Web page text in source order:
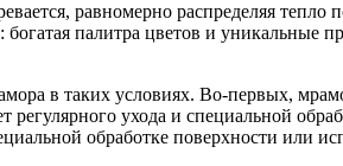
равномерно распределяя тепло
палитра цветов и
в таких условиях. Во-первых,
ухода и специальной
обработке поверхности или